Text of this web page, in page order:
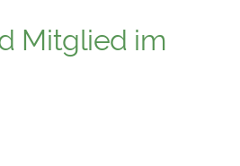
Mitglied im